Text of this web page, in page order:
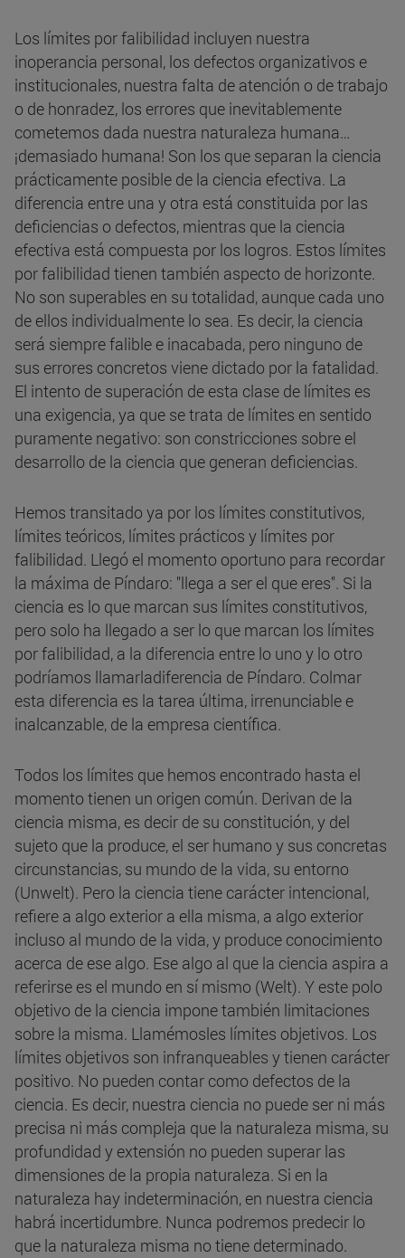
Los límites por falibilidad incluyen nuestra
inoperancia personal, los defectos organizativos e
institucionales, nuestra falta de atención o de trabajo
o de honradez, los errores que inevitablemente
cometemos dada nuestra naturaleza humana…
¡demasiado humana! Son los que separan la ciencia
prácticamente posible de la ciencia efectiva. La
diferencia entre una y otra está constituida por las
deficiencias o defectos, mientras que la ciencia
efectiva está compuesta por los logros. Estos límites
por falibilidad tienen también aspecto de horizonte.
No son superables en su totalidad, aunque cada uno
de ellos individualmente lo sea. Es decir, la ciencia
será siempre falible e inacabada, pero ninguno de
sus errores concretos viene dictado por la fatalidad.
El intento de superación de esta clase de límites es
una exigencia, ya que se trata de límites en sentido
puramente negativo: son constricciones sobre el
desarrollo de la ciencia que generan deficiencias.
Hemos transitado ya por los límites constitutivos,
límites teóricos, límites prácticos y límites por
falibilidad. Llegó el momento oportuno para recordar
la máxima de Píndaro: "llega a ser el que eres". Si la
ciencia es lo que marcan sus límites constitutivos,
pero solo ha llegado a ser lo que marcan los límites
por falibilidad, a la diferencia entre lo uno y lo otro
podríamos llamarladiferencia de Píndaro. Colmar
esta diferencia es la tarea última, irrenunciable e
inalcanzable, de la empresa científica.
Todos los límites que hemos encontrado hasta el
momento tienen un origen común. Derivan de la
ciencia misma, es decir de su constitución, y del
sujeto que la produce, el ser humano y sus concretas
circunstancias, su mundo de la vida, su entorno
(Unwelt). Pero la ciencia tiene carácter intencional,
refiere a algo exterior a ella misma, a algo exterior
incluso al mundo de la vida, y produce conocimiento
acerca de ese algo. Ese algo al que la ciencia aspira a
referirse es el mundo en sí mismo (Welt). Y este polo
objetivo de la ciencia impone también limitaciones
sobre la misma. Llamémosles límites objetivos. Los
límites objetivos son infranqueables y tienen carácter
positivo. No pueden contar como defectos de la
ciencia. Es decir, nuestra ciencia no puede ser ni más
precisa ni más compleja que la naturaleza misma, su
profundidad y extensión no pueden superar las
dimensiones de la propia naturaleza. Si en la
naturaleza hay indeterminación, en nuestra ciencia
habrá incertidumbre. Nunca podremos predecir lo
que la naturaleza misma no tiene determinado.